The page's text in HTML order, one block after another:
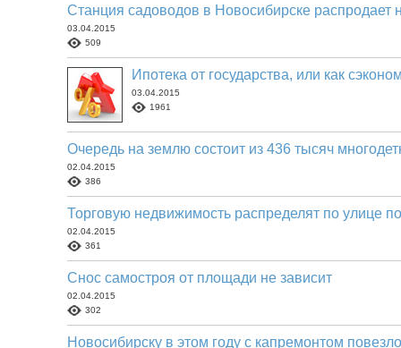
Станция садоводов в Новосибирске распродает
03.04.2015
509
Ипотека от государства, или как
03.04.2015
1961
Очередь на землю состоит из 436 тысяч
02.04.2015
386
Торговую недвижимость распределят по улице
02.04.2015
361
Снос самостроя от площади не зависит
02.04.2015
302
Новосибирску в этом году с капремонтом